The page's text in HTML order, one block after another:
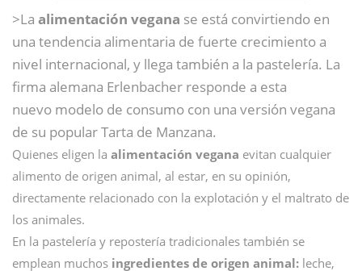
>La alimentación vegana se está convirtiendo en
una tendencia alimentaria de fuerte crecimiento a
nivel internacional, y llega también a la pastelería. La
firma alemana Erlenbacher responde a esta
nuevo modelo de consumo con una versión vegana
de su popular Tarta de Manzana.
Quienes eligen la alimentación vegana evitan cualquier
alimento de origen animal, al estar, en su opinión,
directamente relacionado con la explotación y el maltrato de
los animales.
En la pastelería y repostería tradicionales también se
emplean muchos ingredientes de origen animal: leche,